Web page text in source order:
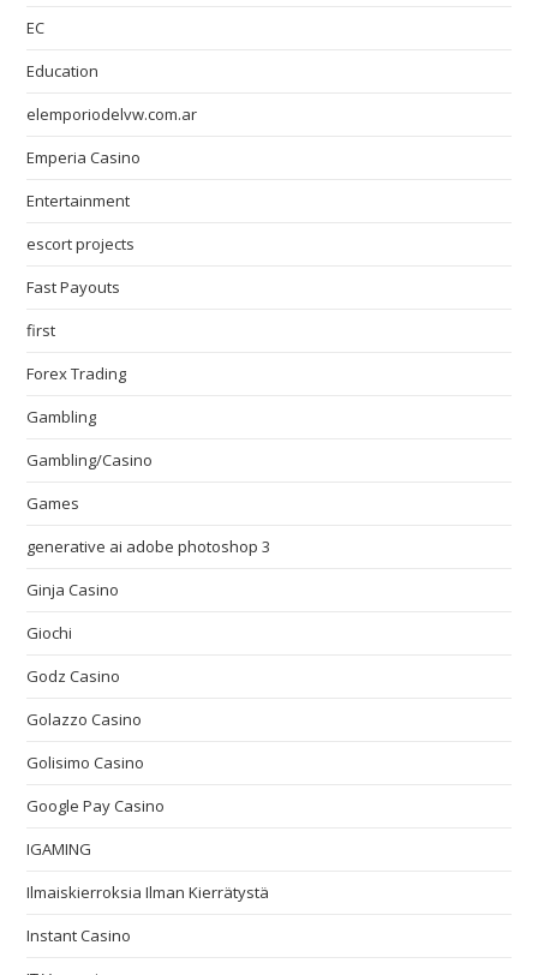
EC
Education
elemporiodelvw.com.ar
Emperia Casino
Entertainment
escort projects
Fast Payouts
first
Forex Trading
Gambling
Gambling/Casino
Games
generative ai adobe photoshop 3
Ginja Casino
Giochi
Godz Casino
Golazzo Casino
Golisimo Casino
Google Pay Casino
IGAMING
Ilmaiskierroksia Ilman Kierrätystä
Instant Casino